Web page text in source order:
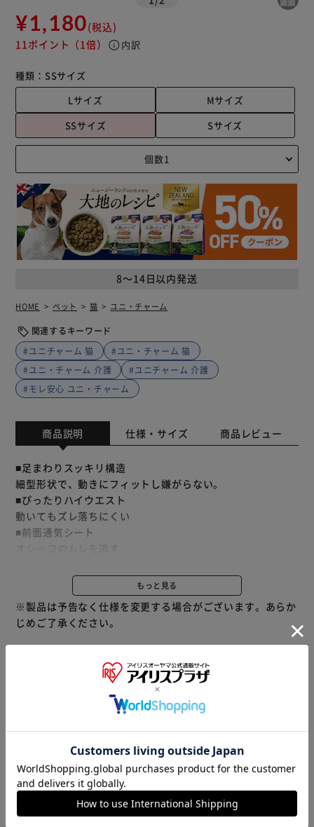
¥1,180(税込)
11ポイント （1倍） info 内訳
種類： SSサイズ
Lサイズ
Mサイズ
SSサイズ
Sサイズ
8～14日以内発送
HOME ペット 猫 ユニ・チャーム
関連するキーワード
#ユニチャーム 猫
#ユニ・チャーム 猫
#ユニ・チャーム 介護
#ユニチャーム 介護
#モレ安心 ユニ・チャーム
商品説明 仕様・サイズ 商品レビュー
■足まわりスッキリ構造
細型形状で、動きにフィットし嫌がらない。
■ぴったりハイウエスト
動いてもズレ落ちにくい
■前面通気シート
赤ちゃん品質・絹のような極細繊維でやさしい肌触り
■幅広のつけ直しらくらくテープ
簡単装着＆動いても外れにくい。3段階に大きさ調整可能な
シッポ穴。
■パワフル吸収体
最長12時間のオシッコをしっかり吸収。
(※ねこちゃんの12時間の平均オシッコ量を参考。ねこちゃ
んのオシッコ量には個体差があります。)
もっと見る
※製品は予告なく仕様を変更する場合がございます。あらか
じめご了承ください。
※当商品はお取り寄せ品の為、在庫の確認及び商品のお届け
までお時間を頂く場合がございます。
また、商品がメーカーにて完売となっていた場合、キャンセ
ル又は注文内容の変更をお願いいたしております。
予めご了承くださいますようお願いいたします。
商品はアイリスプラザがセレクトしたオススメ商品です。
商品情報